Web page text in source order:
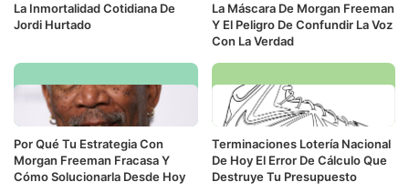
La Inmortalidad Cotidiana De
Jordi Hurtado
La Máscara De Morgan Freeman
Y El Peligro De Confundir La Voz
Con La Verdad
Por Qué Tu Estrategia Con
Morgan Freeman Fracasa Y
Cómo Solucionarla Desde Hoy
Terminaciones Lotería Nacional
De Hoy El Error De Cálculo Que
Destruye Tu Presupuesto